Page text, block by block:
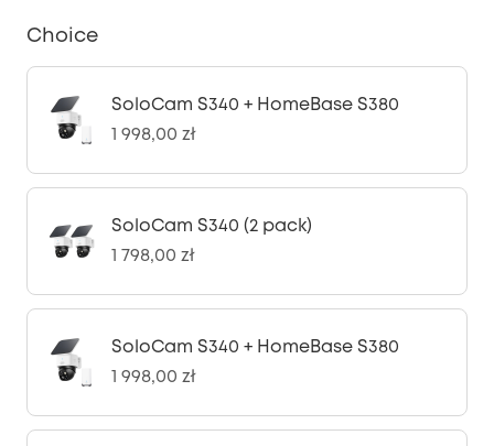
Choice
SoloCam S340 + HomeBase S380
1 998,00 zł
SoloCam S340 (2 pack)
1 798,00 zł
SoloCam S340 + HomeBase S380
1 998,00 zł